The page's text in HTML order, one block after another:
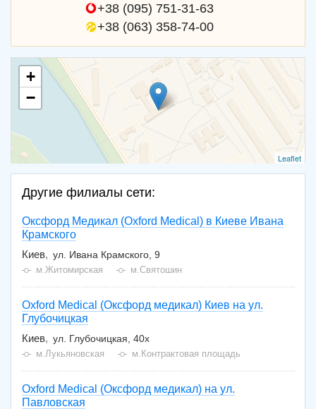
+38 (095) 751-31-63
+38 (063) 358-74-00
+
−
Leaflet
Другие филиалы сети:
Оксфорд Медикал (Oxford Medical) в Киеве Ивана
Крамского
Киев
ул. Ивана Крамского, 9
м.Житомирская м.Святошин
Oxford Medical (Оксфорд медикал) Киев на ул.
Глубочицкая
Киев
ул. Глубочицкая, 40х
м.Лукьяновская м.Контрактовая площадь
Oxford Medical (Оксфорд медикал) на ул.
Павловская